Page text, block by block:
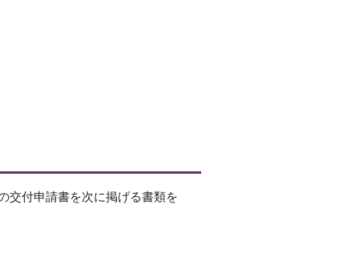
交付申請書を次に掲げる書類を